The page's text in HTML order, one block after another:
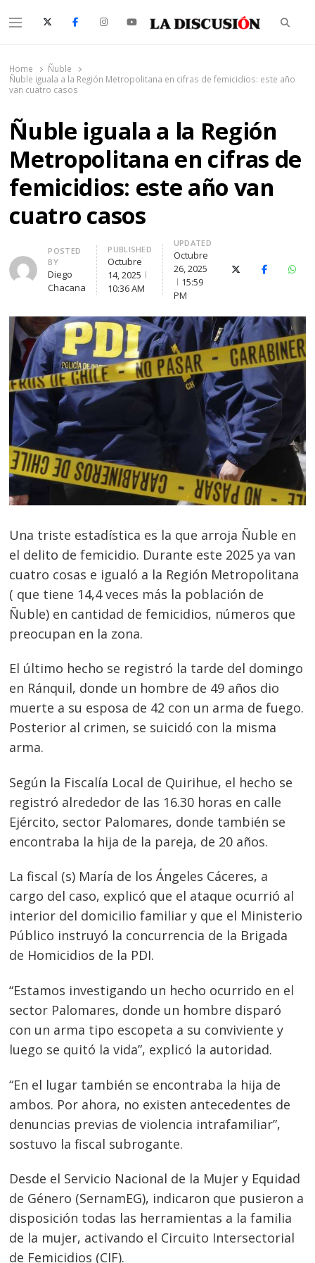
Menu
Home
Ñuble
Ñuble iguala a la Región Metropolitana en cifras de femicidios: este año
van cuatro casos
Ñuble iguala a la Región
Metropolitana en cifras de
femicidios: este año van
cuatro casos
Author
POSTED
BY
Diego
Chacana
PUBLISHED
Octubre
14, 2025
10:36 AM
UPDATED
Octubre
26, 2025
15:59
PM
X (Twitter)Facebook
Una triste estadística es la que arroja Ñuble en
el delito de femicidio. Durante este 2025 ya van
cuatro cosas e igualó a la Región Metropolitana
( que tiene 14,4 veces más la población de
Ñuble) en cantidad de femicidios, números que
preocupan en la zona.
El último hecho se registró la tarde del domingo
en Ránquil, donde un hombre de 49 años dio
muerte a su esposa de 42 con un arma de fuego.
Posterior al crimen, se suicidó con la misma
arma.
Según la Fiscalía Local de Quirihue, el hecho se
registró alrededor de las 16.30 horas en calle
Ejército, sector Palomares, donde también se
encontraba la hija de la pareja, de 20 años.
La fiscal (s) María de los Ángeles Cáceres, a
cargo del caso, explicó que el ataque ocurrió al
interior del domicilio familiar y que el Ministerio
Público instruyó la concurrencia de la Brigada
de Homicidios de la PDI.
“Estamos investigando un hecho ocurrido en el
sector Palomares, donde un hombre disparó
con un arma tipo escopeta a su conviviente y
luego se quitó la vida”, explicó la autoridad.
“En el lugar también se encontraba la hija de
ambos. Por ahora, no existen antecedentes de
denuncias previas de violencia intrafamiliar”,
sostuvo la fiscal subrogante.
Desde el Servicio Nacional de la Mujer y Equidad
de Género (SernamEG), indicaron que pusieron a
disposición todas las herramientas a la familia
de la mujer, activando el Circuito Intersectorial
de Femicidios (CIF).